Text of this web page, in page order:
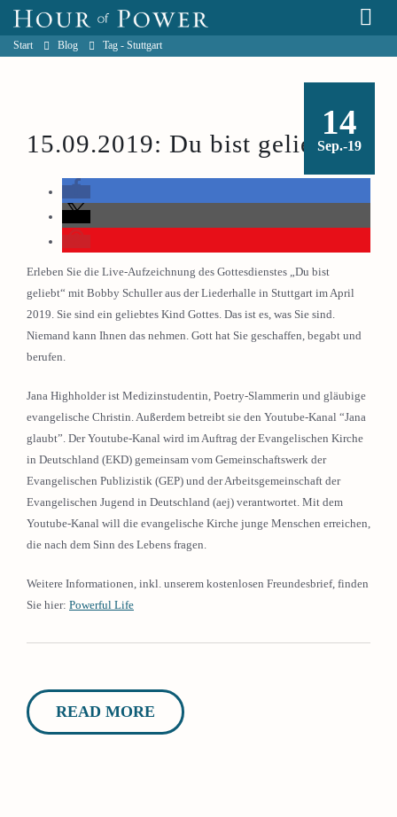
Start Blog Tag - Stuttgart
14
Sep.-19
15.09.2019: Du bist geliebt!
Erleben Sie die Live-Aufzeichnung des Gottesdienstes „Du bist
geliebt“ mit Bobby Schuller aus der Liederhalle in Stuttgart im April
2019. Sie sind ein geliebtes Kind Gottes. Das ist es, was Sie sind.
Niemand kann Ihnen das nehmen. Gott hat Sie geschaffen, begabt und
berufen.
Jana Highholder ist Medizinstudentin, Poetry-Slammerin und gläubige
evangelische Christin. Außerdem betreibt sie den Youtube-Kanal “Jana
glaubt”. Der Youtube-Kanal wird im Auftrag der Evangelischen Kirche
in Deutschland (EKD) gemeinsam vom Gemeinschaftswerk der
Evangelischen Publizistik (GEP) und der Arbeitsgemeinschaft der
Evangelischen Jugend in Deutschland (aej) verantwortet. Mit dem
Youtube-Kanal will die evangelische Kirche junge Menschen erreichen,
die nach dem Sinn des Lebens fragen.
Weitere Informationen, inkl. unserem kostenlosen Freundesbrief, finden
Sie hier: Powerful Life
READ MORE